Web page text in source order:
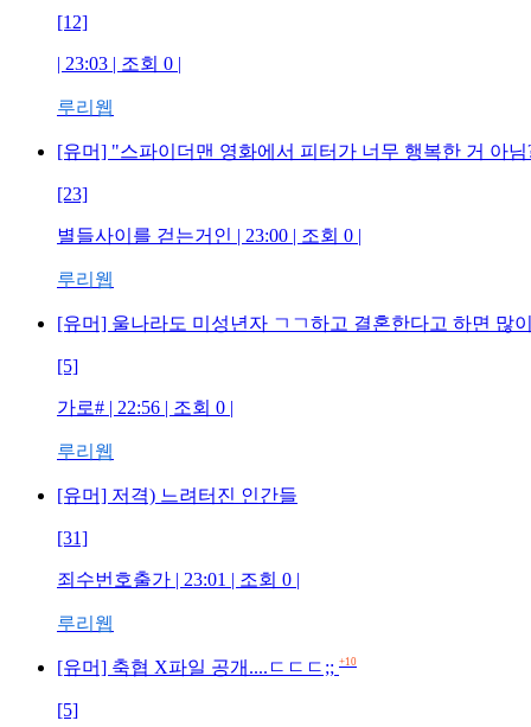
[12]
| 23:03 | 조회 0 |
루리웹
[유머] "스파이더맨 영화에서 피터가 너무 행복한 거 아
[23]
별들사이를 걷는거인 | 23:00 | 조회 0 |
루리웹
[유머] 울나라도 미성년자 ㄱㄱ하고 결혼한다고 하면 많
[5]
가로# | 22:56 | 조회 0 |
루리웹
[유머] 저격) 느려터진 인간들
[31]
죄수번호출가 | 23:01 | 조회 0 |
루리웹
[유머] 축협 X파일 공개....ㄷㄷㄷ;; +10
[5]